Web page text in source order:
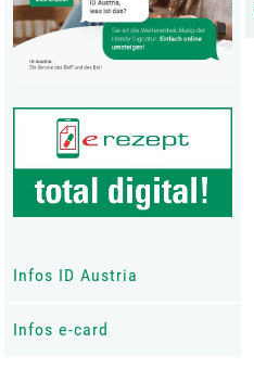
Infos ID Austria
Infos e-card